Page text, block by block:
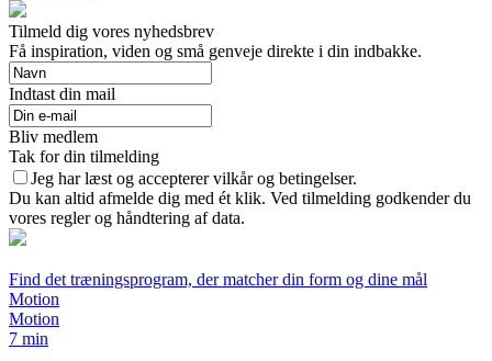
Tilmeld dig vores nyhedsbrev
Få inspiration, viden og små genveje direkte i din indbakke.
Indtast din mail
Bliv medlem
Tak for din tilmelding
Jeg har læst og accepterer vilkår og betingelser.
Du kan altid afmelde dig med ét klik. Ved tilmelding godkender du
vores regler og håndtering af data.
Find det træningsprogram, der matcher din form og dine mål
Motion
Motion
7 min